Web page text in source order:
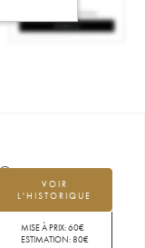
VOIR
L'HISTORIQUE
MISE À PRIX:60€
ESTIMATION:80€